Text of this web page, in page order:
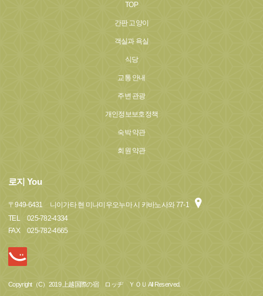
TOP
간판 고양이
객실과 욕실
식당
교통 안내
주변 관광
개인정보보호정책
숙박 약관
회원 약관
로지 You
〒949-6431
니이가타 현 미나미우오누마 시 카바노사와 77-1
TEL
025-782-4334
FAX
025-782-4665
Copyright（C）2019 上越国際の宿 ロッヂ ＹＯＵ All Reserved.